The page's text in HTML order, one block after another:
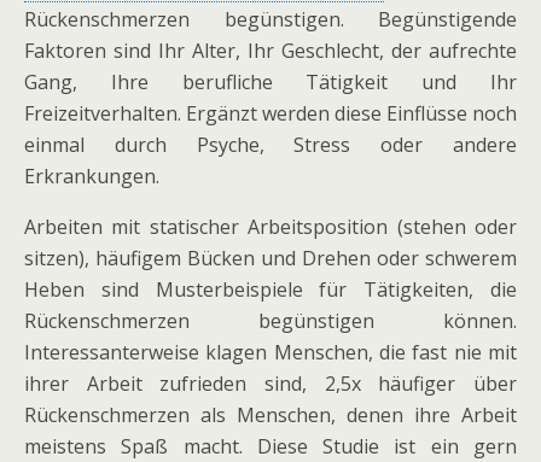
Rückenschmerzen begünstigen. Begünstigende
Faktoren sind Ihr Alter, Ihr Geschlecht, der aufrechte
Gang, Ihre berufliche Tätigkeit und Ihr
Freizeitverhalten. Ergänzt werden diese Einflüsse noch
einmal durch Psyche, Stress oder andere
Erkrankungen.
Arbeiten mit statischer Arbeitsposition (stehen oder
sitzen), häufigem Bücken und Drehen oder schwerem
Heben sind Musterbeispiele für Tätigkeiten, die
Rückenschmerzen begünstigen können.
Interessanterweise klagen Menschen, die fast nie mit
ihrer Arbeit zufrieden sind, 2,5x häufiger über
Rückenschmerzen als Menschen, denen ihre Arbeit
meistens Spaß macht. Diese Studie ist ein gern